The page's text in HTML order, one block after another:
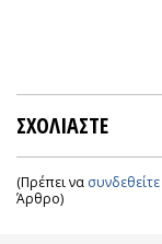
ΣΧΟΛΙΑΣΤΕ
(Πρέπει να συνδεθείτε
Άρθρο)